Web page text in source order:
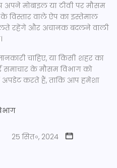
मोबाइल या टीवी पर मौसम
विस्तार वाले ऐप का इस्तेमाल
रहेंगे और अचानक बदलने वाली
चाहिए, या किसी शहर का
समाचार के मौसम विभाग को
करते हैं, ताकि आप हमेशा
25 सित॰, 2024